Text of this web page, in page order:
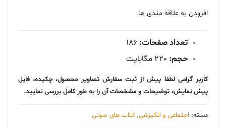
عدد
افزودن به علاقه مندی ها
تعداد صفحات:
حجم:
کاربر گرامی لطفا پیش از ثبت سفارش تصاویر محصول، چکیده، فایل
پیش نمایش، توضیحات و مشخصات آن را به طور کامل بررسی نمایید.
دسته: اجتماعی و انگیزشی, کتاب های صوتی